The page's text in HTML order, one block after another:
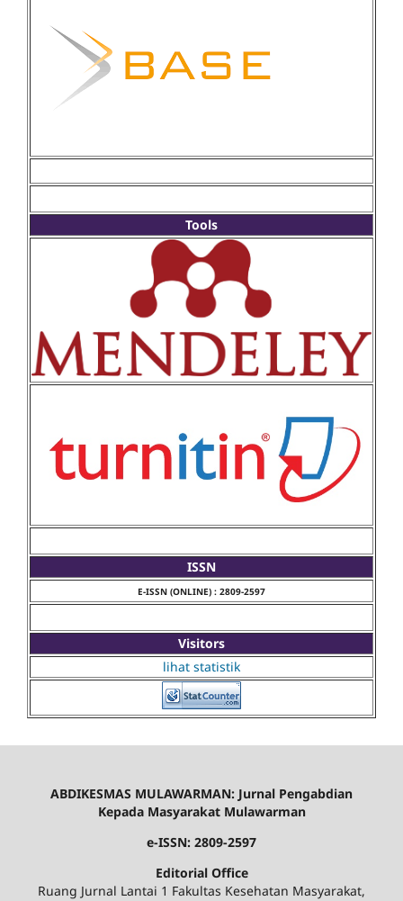
Tools
ISSN
E-ISSN (ONLINE) : 2809-2597
Visitors
lihat statistik
ABDIKESMAS MULAWARMAN: Jurnal Pengabdian
Kepada Masyarakat Mulawarman
e-ISSN: 2809-2597
Editorial Office
Ruang Jurnal Lantai 1 Fakultas Kesehatan Masyarakat,